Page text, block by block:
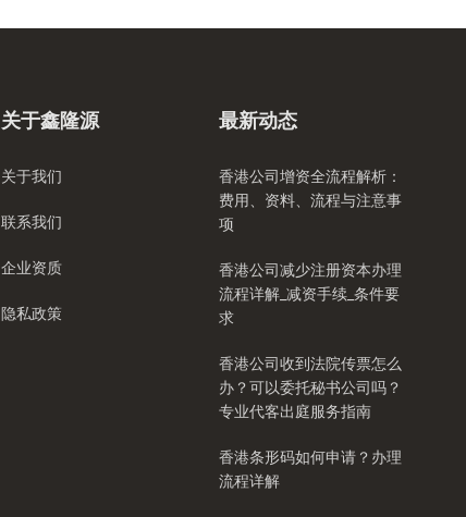
关于鑫隆源
关于我们
联系我们
企业资质
隐私政策
最新动态
香港公司增资全流程解析：
费用、资料、流程与注意事
项
香港公司减少注册资本办理
流程详解_减资手续_条件要
求
香港公司收到法院传票怎么
办？可以委托秘书公司吗？
专业代客出庭服务指南
香港条形码如何申请？办理
流程详解